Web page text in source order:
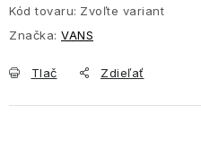
Kód tovaru: Zvoľte variant
Značka: VANS
Tlač Zdieľať